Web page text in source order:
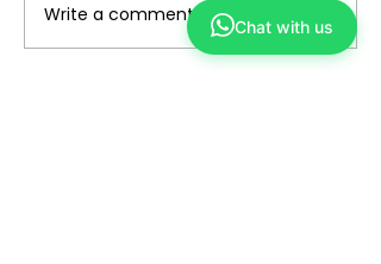
Write a comment...
Chat with us